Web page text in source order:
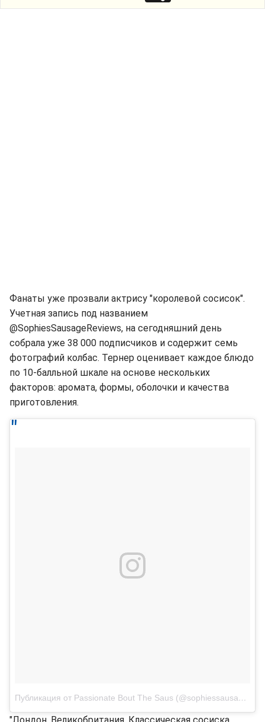
Фанаты уже прозвали актрису "королевой сосисок".
Учетная запись под названием
@SophiesSausageReviews, на сегодняшний день
собрала уже 38 000 подписчиков и содержит семь
фотографий колбас. Тернер оценивает каждое блюдо
по 10-балльной шкале на основе нескольких
факторов: аромата, формы, оболочки и качества
приготовления.
Публикация от Passionate Bout The Saus (@sophiessausagereviews)